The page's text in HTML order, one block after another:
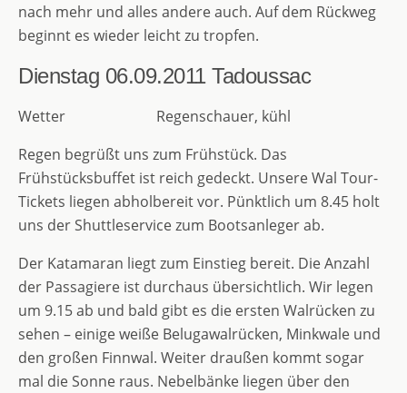
nach mehr und alles andere auch. Auf dem Rückweg
beginnt es wieder leicht zu tropfen.
Dienstag 06.09.2011Tadoussac
Wetter Regenschauer, kühl
Regen begrüßt uns zum Frühstück. Das
Frühstücksbuffet ist reich gedeckt. Unsere Wal Tour-
Tickets liegen abholbereit vor. Pünktlich um 8.45 holt
uns der Shuttleservice zum Bootsanleger ab.
Der Katamaran liegt zum Einstieg bereit. Die Anzahl
der Passagiere ist durchaus übersichtlich. Wir legen
um 9.15 ab und bald gibt es die ersten Walrücken zu
sehen – einige weiße Belugawalrücken, Minkwale und
den großen Finnwal. Weiter draußen kommt sogar
mal die Sonne raus. Nebelbänke liegen über den